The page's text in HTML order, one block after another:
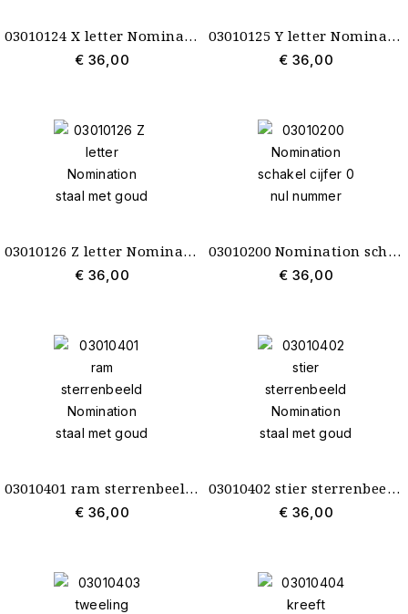
03010124 X letter Nomination
€ 36,00
03010125 Y letter Nomination
€ 36,00
03010126 Z letter Nomination staal met goud
€ 36,00
03010200 Nomination schakel cijfer 0 nul nummer
€ 36,00
03010401 ram sterrenbeeld Nomination staal met goud
€ 36,00
03010402 stier sterrenbeeld Nomination staal met goud
€ 36,00